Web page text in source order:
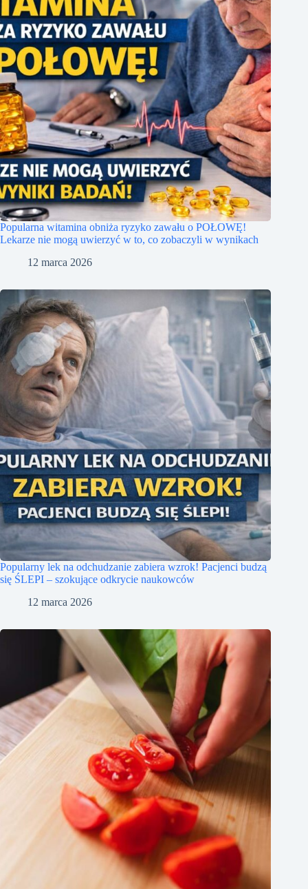
Popularna witamina obniża ryzyko zawału o POŁOWĘ!
Lekarze nie mogą uwierzyć w to, co zobaczyli w wynikach
12 marca 2026
Popularny lek na odchudzanie zabiera wzrok! Pacjenci budzą
się ŚLEPI – szokujące odkrycie naukowców
12 marca 2026